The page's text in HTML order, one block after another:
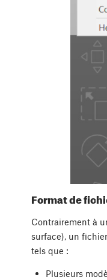
Format de
Contrairement à
surface), un
tels que :
Plusieurs